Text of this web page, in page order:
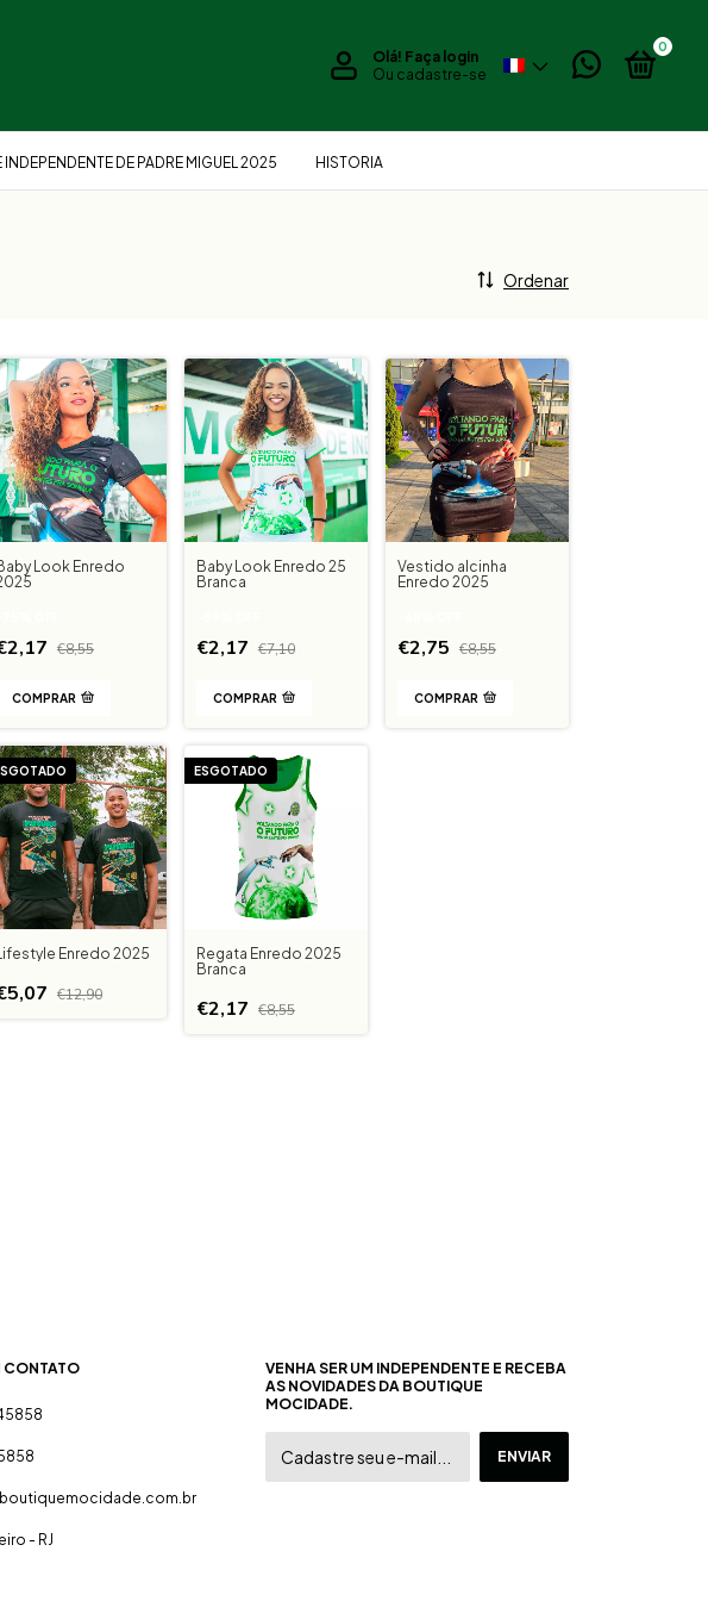
Olá! Faça login
Ou cadastre-se
0
DE PADRE MIGUEL 2025 HISTORIA
Ordenar
Look Enredo
€8,55
COMPRAR
Baby Look Enredo 25
Branca
€2,17 €7,10
COMPRAR
Vestido alcinha
Enredo 2025
€2,75 €8,55
COMPRAR
Enredo 2025
€12,90
ESGOTADO
Regata Enredo 2025
Branca
€2,17 €8,55
CONTATO
- RJ
VENHA SER UM INDEPENDENTE E RECEBA
AS NOVIDADES DA BOUTIQUE
MOCIDADE.